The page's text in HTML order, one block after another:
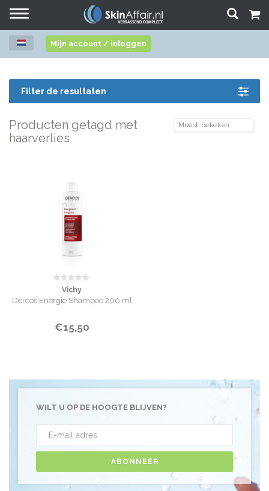
Toggle
Mijn account / inloggen
Filter de resultaten
Producten getagd met
haarverlies
Vichy
Dercos Energie Shampoo 200 ml
€15,50
WILT U OP DE HOOGTE BLIJVEN?
ABONNEER